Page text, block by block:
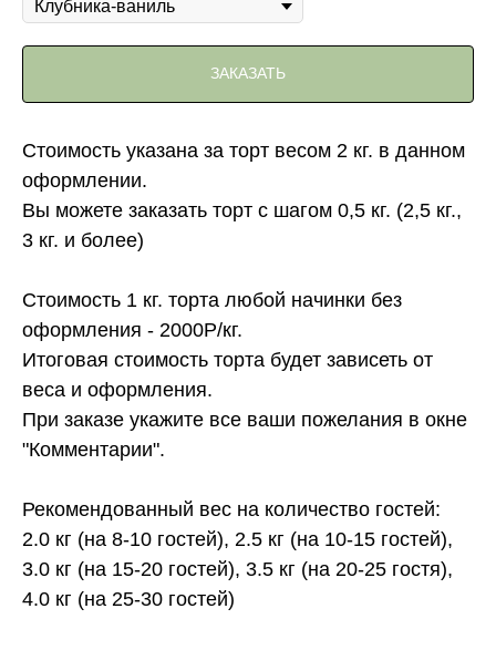
ЗАКАЗАТЬ
Стоимость указана за торт весом 2 кг. в данном
оформлении.
Вы можете заказать торт с шагом 0,5 кг. (2,5 кг.,
3 кг. и более)
Стоимость 1 кг. торта любой начинки без
оформления - 2000Р/кг.
Итоговая стоимость торта будет зависеть от
веса и оформления.
При заказе укажите все ваши пожелания в окне
"Комментарии".
Рекомендованный вес на количество гостей:
2.0 кг (на 8-10 гостей), 2.5 кг (на 10-15 гостей),
3.0 кг (на 15-20 гостей), 3.5 кг (на 20-25 гостя),
4.0 кг (на 25-30 гостей)